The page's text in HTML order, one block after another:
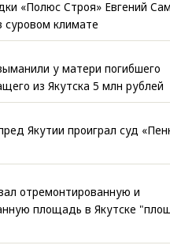
«Полюс Строя» Евгений
климате
у матери погибшего
из Якутска 5 млн рублей
Якутии проиграл суд
отремонтированную и
площадь в Якутске